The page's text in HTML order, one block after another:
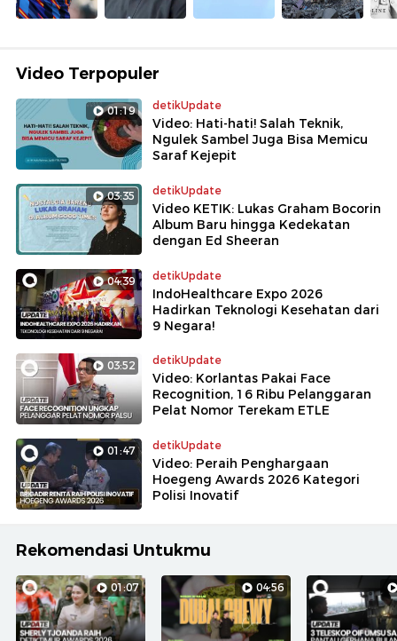
Video Terpopuler
01:19 detikUpdate
Video: Hati-hati! Salah Teknik,
Ngulek Sambel Juga Bisa Memicu
Saraf Kejepit
03:35 detikUpdate
Video KETIK: Lukas Graham Bocorin
Album Baru hingga Kedekatan
dengan Ed Sheeran
04:39 detikUpdate
IndoHealthcare Expo 2026
Hadirkan Teknologi Kesehatan dari
9 Negara!
03:52 detikUpdate
Video: Korlantas Pakai Face
Recognition, 16 Ribu Pelanggaran
Pelat Nomor Terekam ETLE
01:47 detikUpdate
Video: Peraih Penghargaan
Hoegeng Awards 2026 Kategori
Polisi Inovatif
Rekomendasi Untukmu
01:07 04:56